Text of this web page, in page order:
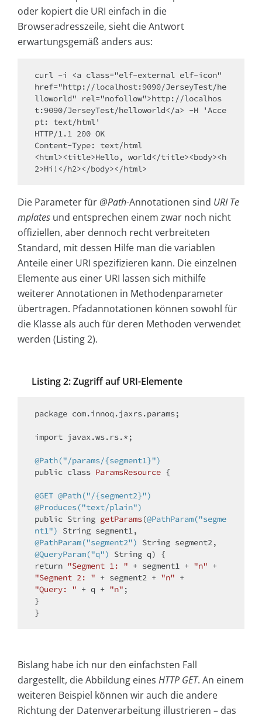
oder kopiert die URI einfach in die
Browseradresszeile, sieht die Antwort
erwartungsgemäß anders aus:
curl -i <a class="elf-external elf-icon"
href="http://localhost:9090/JerseyTest/he
lloworld" rel="nofollow">http://localhos
t:9090/JerseyTest/helloworld</a> -H 'Acce
pt: text/html'
HTTP/1.1 200 OK
Content-Type: text/html
<html><title>Hello, world</title><body><h
Die Parameter für@Path-Annotationen sind URI Te
mplates und entsprechen einem zwar noch nicht
offiziellen, aber dennoch recht verbreiteten
Standard, mit dessen Hilfe man die variablen
Anteile einer URI spezifizieren kann. Die einzelnen
Elemente aus einer URI lassen sich mithilfe
weiterer Annotationen in Methodenparameter
übertragen. Pfadannotationen können sowohl für
die Klasse als auch für deren Methoden verwendet
werden (Listing 2).
Listing 2: Zugriff auf URI-Elemente
package com.innoq.jaxrs.params;
import javax.ws.rs.*;
@Path("/params/{segment1}")
public class ParamsResource {
@GET @Path("/{segment2}")
@Produces("text/plain")
public String getParams(@PathParam("segme
nt1")
@PathParam("segment2")
@QueryParam("q")
String q)
return "Segment 1: " + segment1 + "n"
"Segment 2: " + segment2 + "n"
"Query: " + q + "n" ;
}
Bislang habe ich nur den einfachsten Fall
dargestellt, die Abbildung eines HTTP GET. An einem
weiteren Beispiel können wir auch die andere
Richtung der Datenverarbeitung illustrieren – das